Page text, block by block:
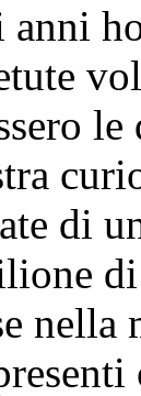
anni
le
di
nella